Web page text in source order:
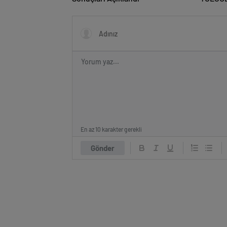
Gönder
En az 10 karakter gerekli